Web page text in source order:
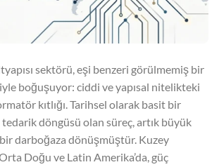
sektörü, eşi benzeri görülmemiş bir
boğuşuyor: ciddi ve yapısal nitelikteki
kıtlığı. Tarihsel olarak basit bir
döngüsü olan süreç, artık büyük
darboğaza dönüşmüştür. Kuzey
Doğu ve Latin Amerika’da, güç